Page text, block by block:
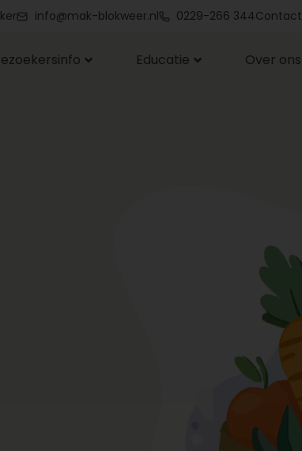
info@mak-blokweer.nl 0229-266 344Contact
Educatie Over ons